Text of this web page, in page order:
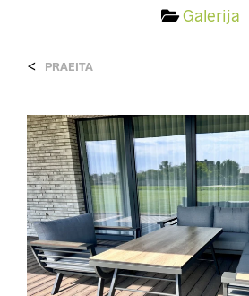
Galerija
< PRAEITA